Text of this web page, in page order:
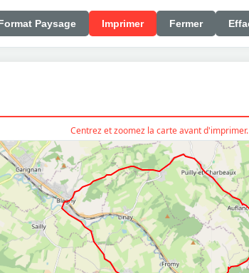
Paysage Imprimer Fermer
Centrez et zoomez la carte avant d'imprimer.